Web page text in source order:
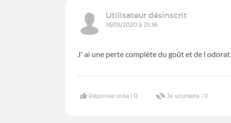
Utilisateur désinscrit
16/03/2020 à 23:36
J' ai une perte complète du goût et de l
Réponse utile |0 Je soutiens |0